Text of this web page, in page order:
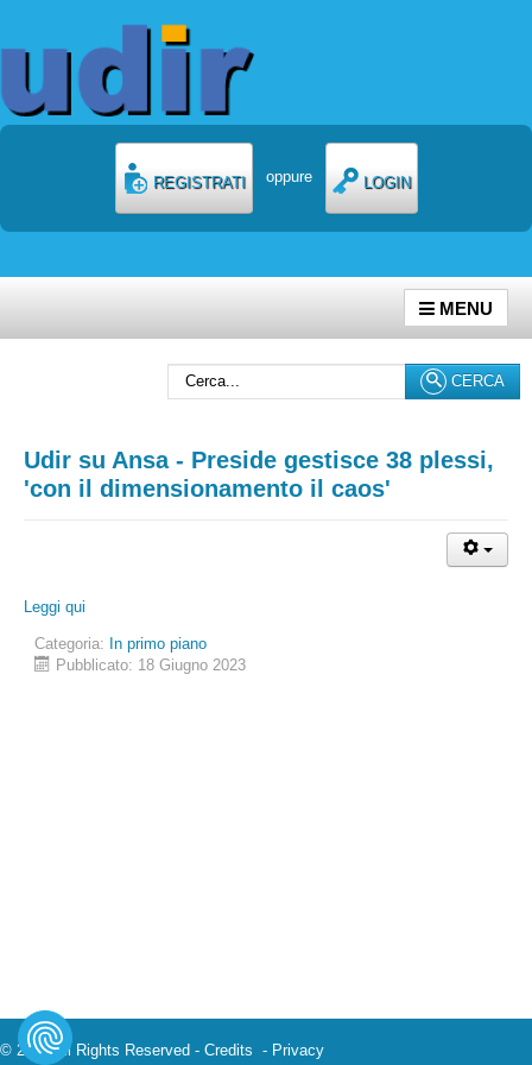
REGISTRATI oppure LOGIN
MENU
CERCA
Udir su Ansa - Preside gestisce 38 plessi,
'con il dimensionamento il caos'
Leggi qui
Categoria: In primo piano
Pubblicato: 18 Giugno 2023
© 2023 All Rights Reserved - Credits - Privacy